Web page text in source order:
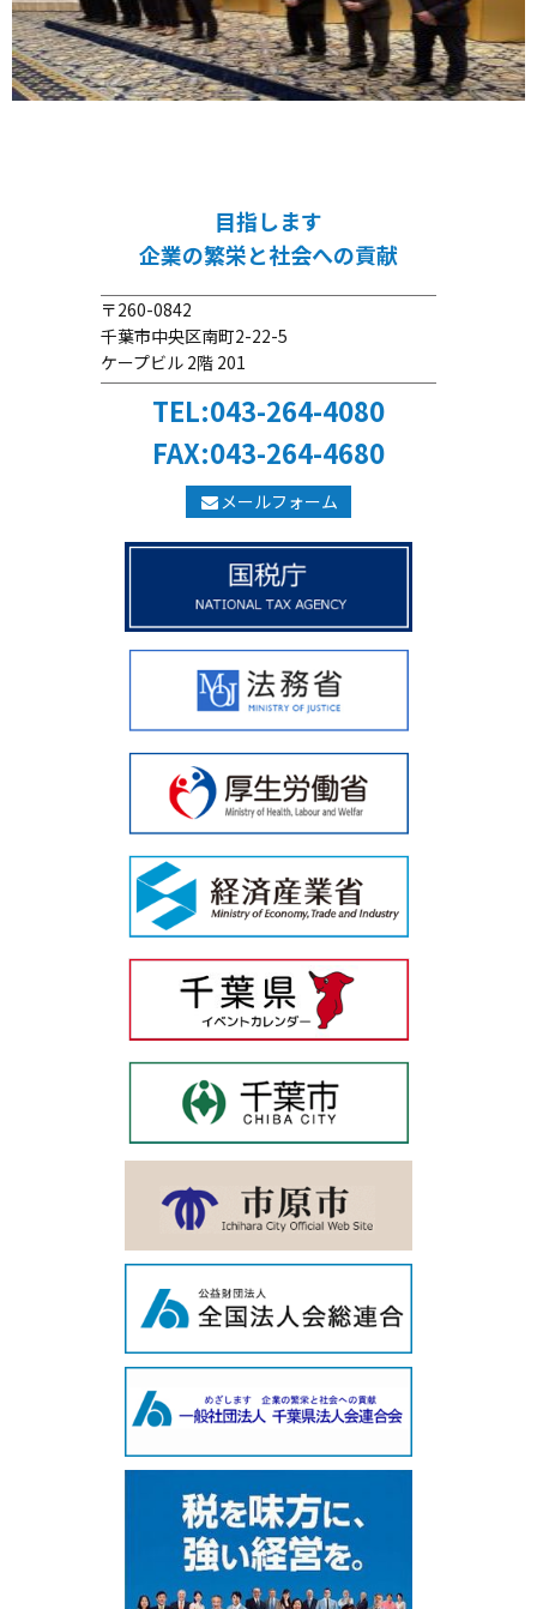
目指します
企業の繁栄と社会への貢献
〒260-0842
千葉市中央区南町2-22-5
ケープビル 2階 201
TEL:043-264-4080
FAX:043-264-4680
メールフォーム